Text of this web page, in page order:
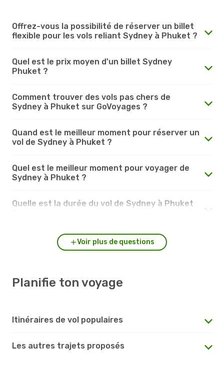
Offrez-vous la possibilité de réserver un billet
flexible pour les vols reliant Sydney à Phuket ?
Quel est le prix moyen d'un billet Sydney
Phuket ?
Comment trouver des vols pas chers de
Sydney à Phuket sur GoVoyages ?
Quand est le meilleur moment pour réserver un
vol de Sydney à Phuket ?
Quel est le meilleur moment pour voyager de
Sydney à Phuket ?
Quelle est la durée du vol de Sydney à Phuket
Voir plus de questions
Planifie ton voyage
Itinéraires de vol populaires
Les autres trajets proposés